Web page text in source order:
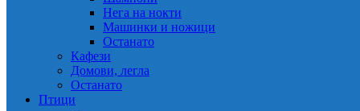
Нега на нокти
Машинки и ножици
Останато
Кафези
Домови, легла
Останато
Птици